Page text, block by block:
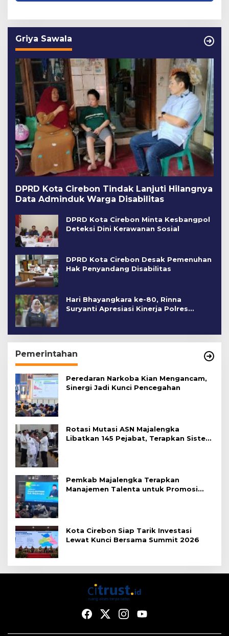
Griya Sawala
DPRD Kota Cirebon Tindak Lanjuti Hilangnya
Data Adminduk Warga Disabilitas
DPRD Kota Cirebon Minta Kesbangpol
Deteksi Dini Kerawanan Sosial
DPRD Kota Cirebon Desak Pemenuhan
Hak Penyandang Disabilitas
Hari Bhayangkara ke-80, Rinna
Suryanti Apresiasi Kinerja Polres
Pemerintahan
Peredaran Narkoba Kian Mengancam,
Sinergi Jadi Kunci Pencegahan
Rotasi Mutasi ASN Majalengka
Libatkan 145 Pejabat, Terapkan Sistem
Pemkab Majalengka Terapkan
Manajemen Talenta untuk Promosi
Kota Cirebon Siap Tarik Investasi
Lewat Kunci Bersama Summit 2026